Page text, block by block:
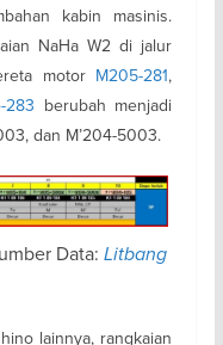
kabin masinis.
NaHa W2 di jalur
motor M205-281,
283 berubah menjadi
dan M’204-5003.
Data: Litbang
lainnya, rangkaian